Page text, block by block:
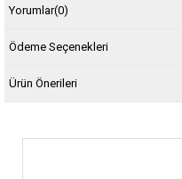
Yorumlar(0)
Ödeme Seçenekleri
Ürün Önerileri